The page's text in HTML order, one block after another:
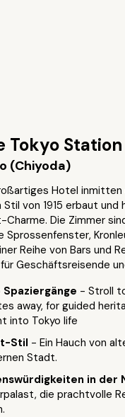
Tokyo
(Chiyoda)
Hotel inmitten
Stil von 1915 erbaut
Charme. Die Zimmer
Sprossenfenster,
Reihe von Bars und
Geschäftsreisende
Spaziergänge - Stroll
away, for guided
into Tokyo life
Stil - Ein Hauch von
Stadt.
in der
die prachtvolle